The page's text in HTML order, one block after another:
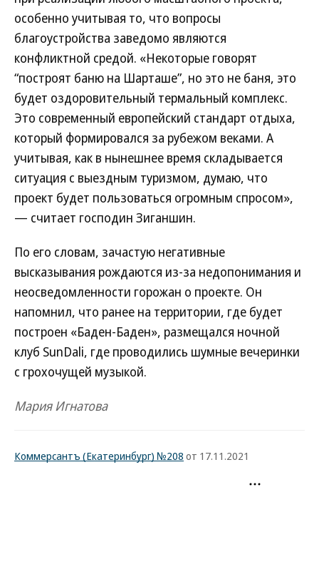
особенно учитывая то, что вопросы
благоустройства заведомо являются
конфликтной средой. «Некоторые говорят
“построят баню на Шарташе”, но это не баня, это
будет оздоровительный термальный комплекс.
Это современный европейский стандарт отдыха,
который формировался за рубежом веками. А
учитывая, как в нынешнее время складывается
ситуация с выездным туризмом, думаю, что
проект будет пользоваться огромным спросом»,
— считает господин Зиганшин.
По его словам, зачастую негативные
высказывания рождаются из-за недопонимания и
неосведомленности горожан о проекте. Он
напомнил, что ранее на территории, где будет
построен «Баден-Баден», размещался ночной
клуб SunDali, где проводились шумные вечеринки
с грохочущей музыкой.
Мария Игнатова
Коммерсантъ (Екатеринбург) №208 от 17.11.2021